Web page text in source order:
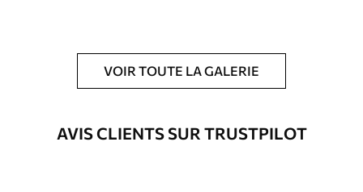
Possibilité d'ajouter un vernis
protecteur pour renforcer la durabilité
du tableau.
Matériaux disponibles
VOIR TOUTE LA GALERIE
AVIS CLIENTS SUR TRUSTPILOT